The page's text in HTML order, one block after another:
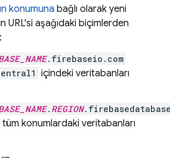
konumuna bağlı olarak yeni
URL'si aşağıdaki biçimlerden
.firebaseio.com
içindeki veritabanları
. REGION
konumlardaki veritabanları